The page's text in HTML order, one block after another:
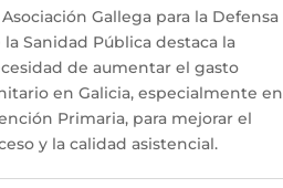
Asociación Gallega para la Defensa
la Sanidad Pública destaca la
de aumentar el gasto
en Galicia, especialmente en
Primaria, para mejorar el
y la calidad asistencial.